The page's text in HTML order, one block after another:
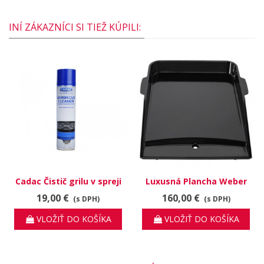
INÍ ZÁKAZNÍCI SI TIEŽ KÚPILI:
Cadac Čistič grilu v spreji
19,00 € (s DPH)
VLOŽIŤ DO KOŠÍKA
Luxusná Plancha Weber
160,00 € (s DPH)
VLOŽIŤ DO KOŠÍKA